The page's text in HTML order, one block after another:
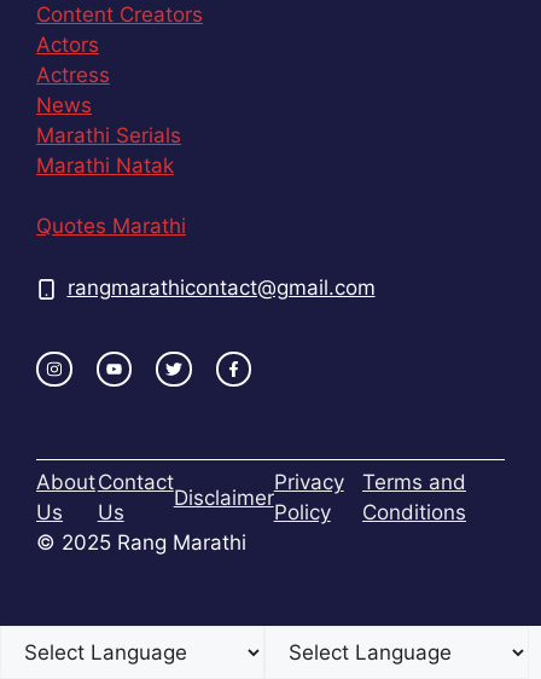
Content Creators
Actors
Actress
News
Marathi Serials
Marathi Natak
Quotes Marathi
rangmarathicontact@gmail.com
About
Us
Contact
Us
Disclaimer
Privacy
Policy
Terms and
Conditions
© 2025 Rang Marathi